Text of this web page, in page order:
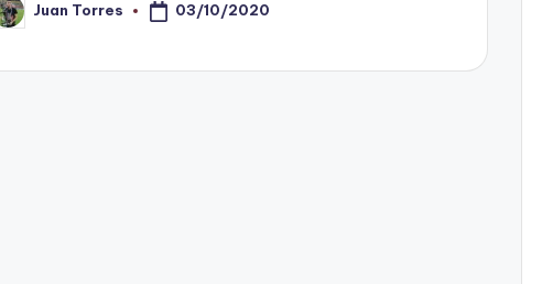
Juan Torres 03/10/2020